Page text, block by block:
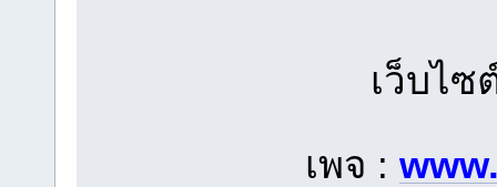
เว็บไ
เพจ :